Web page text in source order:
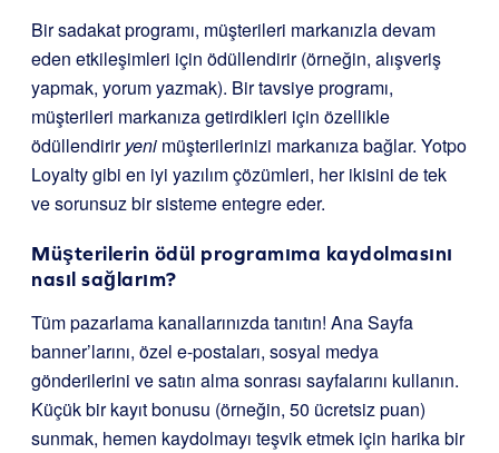
Bir sadakat programı, müşterileri markanızla devam
eden etkileşimleri için ödüllendirir (örneğin, alışveriş
yapmak, yorum yazmak). Bir tavsiye programı,
müşterileri markanıza getirdikleri için özellikle
ödüllendiriryeni müşterilerinizi markanıza bağlar. Yotpo
Loyalty gibi en iyi yazılım çözümleri, her ikisini de tek
ve sorunsuz bir sisteme entegre eder.
Müşterilerin ödül programıma kaydolmasını
nasıl sağlarım?
Tüm pazarlama kanallarınızda tanıtın! Ana Sayfa
banner’larını, özel e-postaları, sosyal medya
gönderilerini ve satın alma sonrası sayfalarını kullanın.
Küçük bir kayıt bonusu (örneğin, 50 ücretsiz puan)
sunmak, hemen kaydolmayı teşvik etmek için harika bir